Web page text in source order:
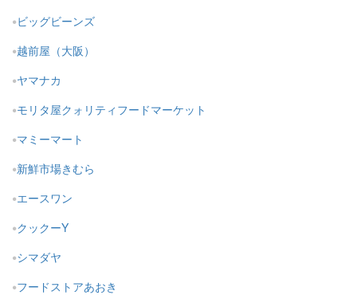
ビッグビーンズ
越前屋（大阪）
ヤマナカ
モリタ屋クォリティフードマーケット
マミーマート
新鮮市場きむら
エースワン
クックーY
シマダヤ
フードストアあおき